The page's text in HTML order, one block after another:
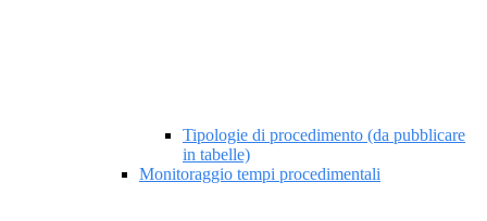
Tipologie di procedimento (da pubblicare
in tabelle)
Monitoraggio tempi procedimentali